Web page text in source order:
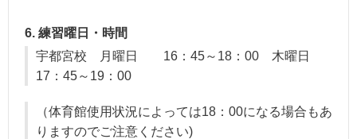
6. 練習曜日・時間
宇都宮校 月曜日 16：45～18：00 木曜日
17：45～19：00
（体育館使用状況によっては18：00になる場合もあ
りますのでご注意ください)